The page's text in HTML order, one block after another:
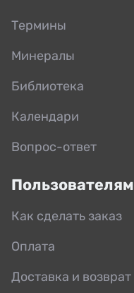
Термины
Минералы
Библиотека
Календари
Вопрос-ответ
Пользователям
Как сделать заказ
Оплата
Доставка и возврат